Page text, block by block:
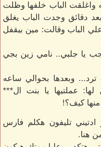
واغلقت الباب خلفها وظلت
دقائق وجدت الباب يغلق
الباب وقالت: مين بيقفل
يا جلبي.. نامي زين بجي
وبعدها بحوالي ساعه
عملتيها يا بنت ال***
كيف؟!
تليفون هكلم فارس
هنا.